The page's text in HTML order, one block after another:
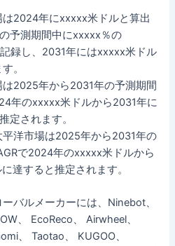
2024年にxxxxx米ドルと算出
予測期間中にxxxxx％の
録し、2031年にはxxxxx米ドル
。
2025年から2031年の予測期間
年のxxxxx米ドルから2031年に
定されます。
洋市場は2025年から2031年の
で2024年のxxxxx米ドルから
達すると推定されます。
バルメーカーには、Ninebot、
、 EcoReco、 Airwheel、
、 Taotao、 KUGOO、